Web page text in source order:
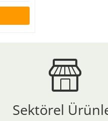
Sektörel